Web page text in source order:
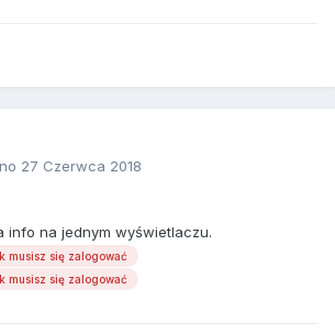
27 Czerwca 2018
info na jednym wyświetlaczu.
musisz się zalogować
musisz się zalogować